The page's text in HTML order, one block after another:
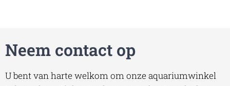
Neem contact op
U bent van harte welkom om onze aquariumwinkel